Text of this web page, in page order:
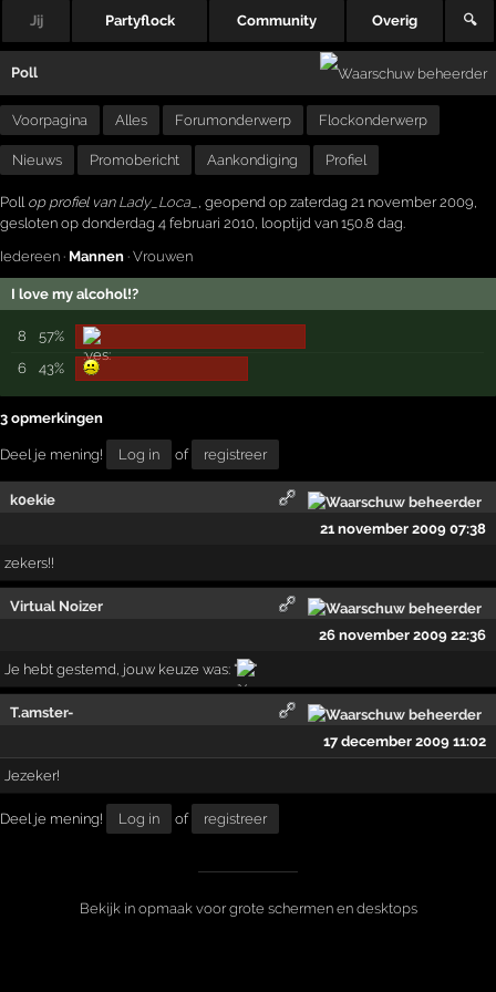
Jij Partyflock Community Overig 🔍
Poll
Voorpagina Alles Forumonderwerp Flockonderwerp
Nieuws Promobericht Aankondiging Profiel
Poll op profiel van Lady_Loca_ , geopend op zaterdag 21 november 2009,
gesloten op donderdag 4 februari 2010, looptijd van 150.8 dag.
Iedereen · Mannen · Vrouwen
I love my alcohol!?
8
57%
6
43%
3 opmerkingen
Deel je mening! Log in of registreer
k0ekie
21 november 2009 07:38
zekers!!
Virtual Noizer
26 november 2009 22:36
Je hebt gestemd, jouw keuze was: " "
T.amster-
17 december 2009 11:02
Jezeker!
Deel je mening! Log in of registreer
Bekijk in opmaak voor grote schermen en desktops